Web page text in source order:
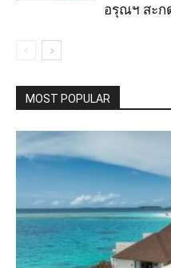
อรุณฯ สะก
MOST POPULAR